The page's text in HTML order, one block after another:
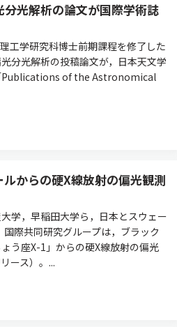
光解析の論文が国際学術誌
工学研究科博士前期課程を修了した
分光解析の投稿論文が，日本天文学
Publications of the Astronomical
からの硬X線放射の偏光観測
学，早稲田大学ら，日本とスウェー
際共同研究グループは，ブラック
う座X-1」からの硬X線放射の偏光
ース）。...